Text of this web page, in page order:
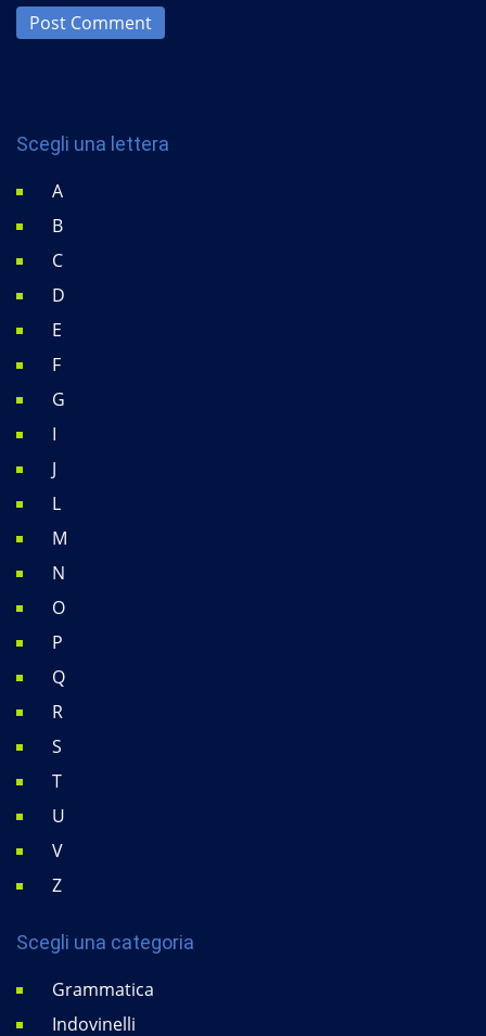
Post Comment
Scegli una lettera
A
B
C
D
E
F
G
I
J
L
M
N
O
P
Q
R
S
T
U
V
Z
Scegli una categoria
Grammatica
Indovinelli